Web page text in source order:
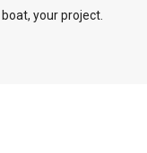
your project.